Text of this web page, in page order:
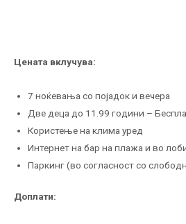
Цената вклучува:
7 ноќевања со појадок и вечера
Две деца до 11.99 години –
Користење на клима уред
Интернет на бар на плажа и во
Паркинг (во согласност со
Доплати: